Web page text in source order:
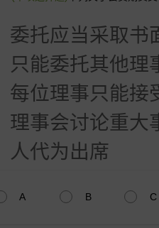
委托应当采取书
只能委托其他理
每位理事只能接
理事会讨论重大
人代为出席
A B C